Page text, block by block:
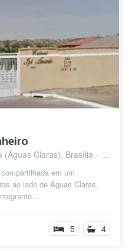
Claras), Brasília - DF
em um
ao lado de Águas Claras,
5 4